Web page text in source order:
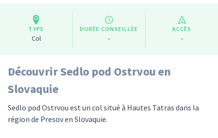
TYPE
Col
DURÉE CONSEILLÉE
-
ACCÈS
-
Découvrir Sedlo pod Ostrvou en
Slovaquie
Sedlo pod Ostrvou est un col situé à Hautes Tatras dans la
région de Presov en Slovaquie.